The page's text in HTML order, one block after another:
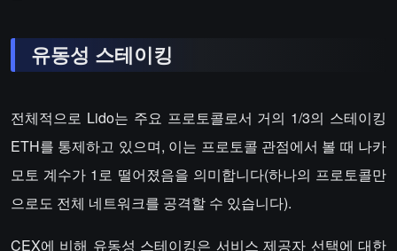
유동성 스테이킹
전체적으로 Lido는 주요 프로토콜로서 거의 1/3의 스테이킹
ETH를 통제하고 있으며, 이는 프로토콜 관점에서 볼 때 나카
모토 계수가 1로 떨어졌음을 의미합니다(하나의 프로토콜만
으로도 전체 네트워크를 공격할 수 있습니다).
CEX에 비해 유동성 스테이킹은 서비스 제공자 선택에 대한